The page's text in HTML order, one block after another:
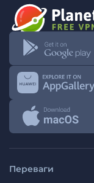
Переваги